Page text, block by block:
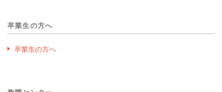
卒業生の方へ
卒業生の方へ